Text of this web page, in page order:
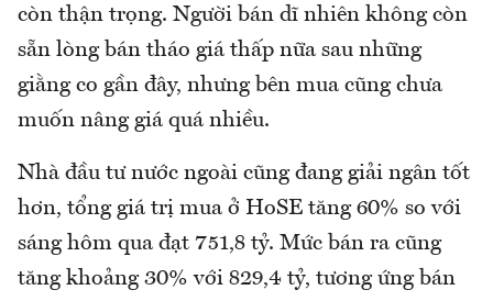
còn thận trọng. Người bán dĩ nhiên không còn
sẵn lòng bán tháo giá thấp nữa sau những
giằng co gần đây, nhưng bên mua cũng chưa
muốn nâng giá quá nhiều.
Nhà đầu tư nước ngoài cũng đang giải ngân tốt
hơn, tổng giá trị mua ở HoSE tăng 60% so với
sáng hôm qua đạt 751,8 tỷ. Mức bán ra cũng
tăng khoảng 30% với 829,4 tỷ, tương ứng bán